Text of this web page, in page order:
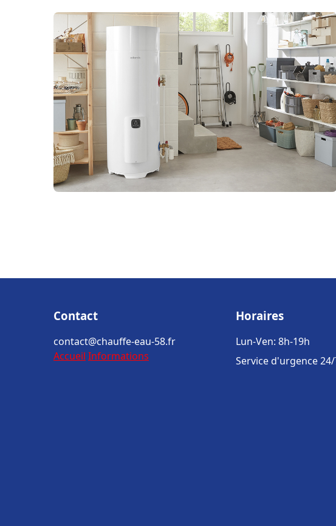
Contact
contact@chauffe-eau-58.fr
Accueil Informations
Horaires
Lun-Ven: 8h-19h
Service d'urgence